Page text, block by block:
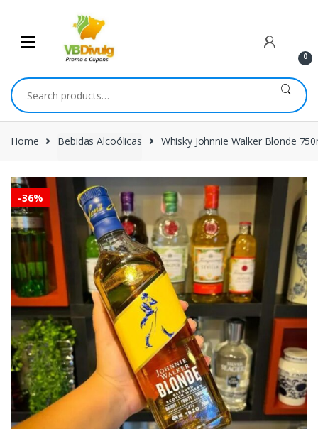
navigation
content
0
Search
for:
Home Bebidas Alcoólicas Whisky Johnnie Walker Blonde
-36%